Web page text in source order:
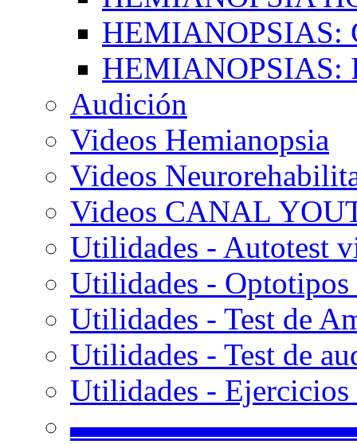
HEMIANOPSIAS:
HEMIANOPSIAS:
Audición
Videos Hemianopsia
Videos
Videos CANAL
Utilidades - Autotest
Utilidades -
Utilidades - Test de
Utilidades - Test de
Utilidades -